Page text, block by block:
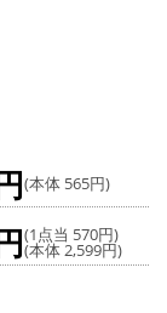
(本体 565円)
(1点当 570円)
(本体 2,599円)